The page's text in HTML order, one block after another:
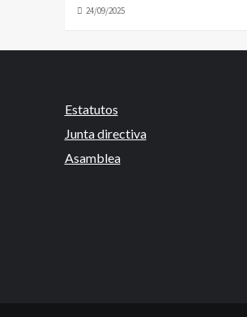
24/09/2025
Estatutos
Junta directiva
Asamblea